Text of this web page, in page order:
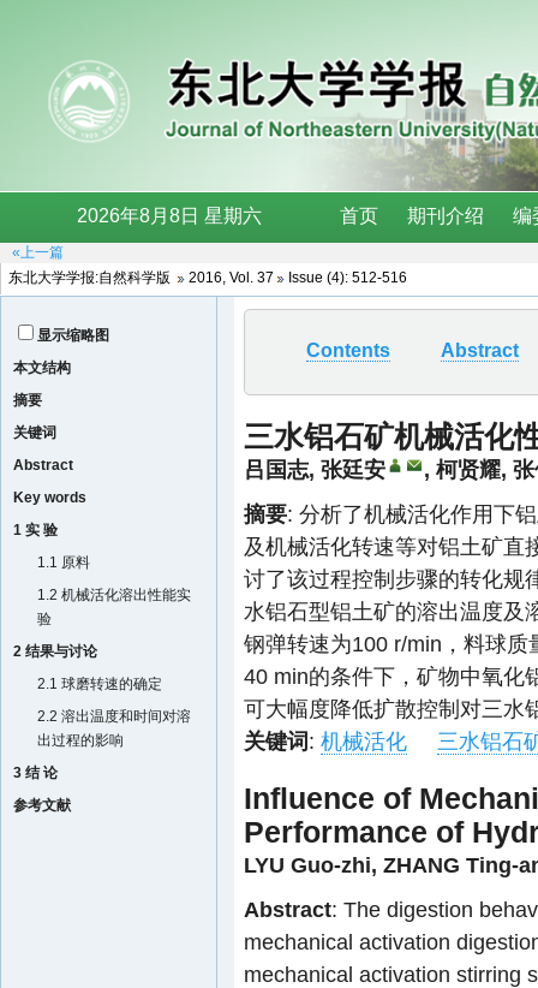
«上一篇
东北大学学报:自然科学版
2016, Vol. 37 Issue (4): 512-516
显示缩略图
本文结构
摘要
关键词
Abstract
Key words
1 实 验
1.1 原料
1.2 机械活化溶出性能实
验
2 结果与讨论
2.1 球磨转速的确定
2.2 溶出温度和时间对溶
出过程的影响
3 结 论
参考文献
Contents Abstract
三水铝石矿机械活化
吕国志, 张廷安 , 柯贤耀,
摘要: 分析了机械活化作用下
及机械活化转速等对铝土矿直
讨了该过程控制步骤的转化规
水铝石型铝土矿的溶出温度及
钢弹转速为100 r/min，料球
40 min的条件下，矿物中氧化
可大幅度降低扩散控制对三水
关键词: 机械活化 三水铝石
Influence of
Performance of
LYU Guo-zhi, ZHANG Ting-
Abstract: The digestion
mechanical activation
mechanical activation stirring